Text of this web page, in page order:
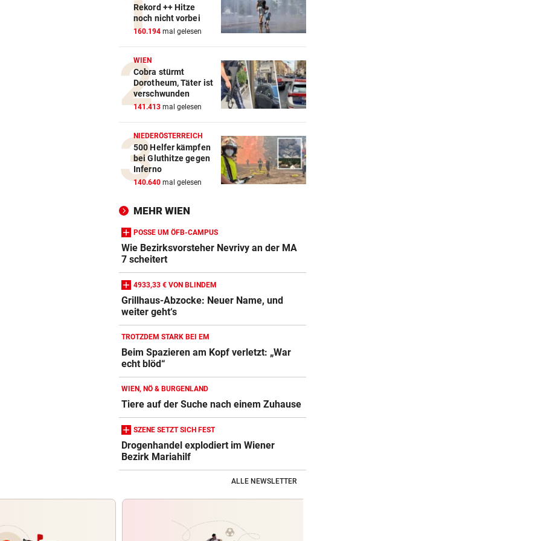
Rekord ++ Hitze
noch nicht vorbei
160.194 mal gelesen
WIEN
Cobra stürmt
Dorotheum, Täter ist
verschwunden
141.413 mal gelesen
NIEDERÖSTERREICH
500 Helfer kämpfen
bei Gluthitze gegen
Inferno
140.640 mal gelesen
MEHR WIEN
POSSE UM ÖFB-CAMPUS
Wie Bezirksvorsteher Nevrivy an der MA
7 scheitert
4933,33 € VON BLINDEM
Grillhaus-Abzocke: Neuer Name, und
weiter geht‘s
TROTZDEM STARK BEI EM
Beim Spazieren am Kopf verletzt: „War
echt blöd“
WIEN, NÖ & BURGENLAND
Tiere auf der Suche nach einem Zuhause
SZENE SETZT SICH FEST
Drogenhandel explodiert im Wiener
Bezirk Mariahilf
ALLE NEWSLETTER